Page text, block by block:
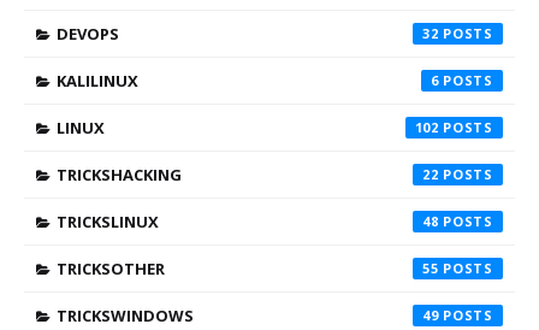
DEVOPS 32
KALILINUX 6
LINUX 102
TRICKSHACKING 22
TRICKSLINUX 48
TRICKSOTHER 55
TRICKSWINDOWS 49